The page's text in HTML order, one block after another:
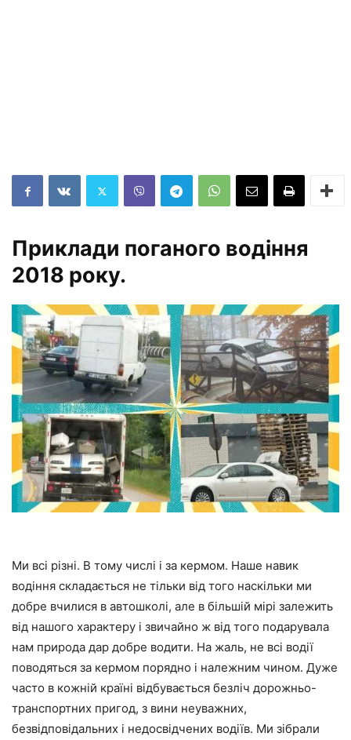
Приклади поганого водіння
2018 року.
Ми всі різні. В тому числі і за кермом. Наше навик
водіння складається не тільки від того наскільки ми
добре вчилися в автошколі, але в більшій мірі залежить
від нашого характеру і звичайно ж від того подарувала
нам природа дар добре водити. На жаль, не всі водії
поводяться за кермом порядно і належним чином. Дуже
часто в кожній країні відбувається безліч дорожньо-
транспортних пригод, з вини неуважних,
безвідповідальних і недосвідчених водіїв. Ми зібрали